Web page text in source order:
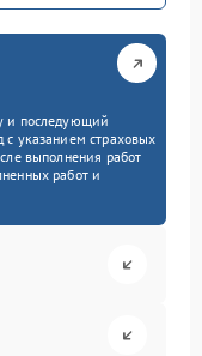
и последующий
с указанием страховых
выполнения работ
работ и